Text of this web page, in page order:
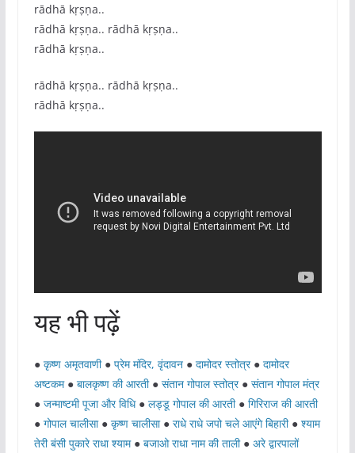
rādhā kṛṣṇa..
rādhā kṛṣṇa.. rādhā kṛṣṇa..
rādhā kṛṣṇa..
rādhā kṛṣṇa.. rādhā kṛṣṇa..
rādhā kṛṣṇa..
यह भी पढ़ें
● कृष्ण अमृतवाणी● प्रेम मंदिर, वृंदावन● दामोदर स्तोत्र● दामोदर
अष्टकम● बालकृष्ण की आरती● संतान गोपाल स्तोत्र● संतान गोपाल मंत्र
● जन्माष्टमी पूजा और विधि● लड्डू गोपाल की आरती● गिरिराज की आरती
● गोपाल चालीसा● कृष्ण चालीसा● राधे राधे जपो चले आएंगे बिहारी● श्याम
तेरी बंसी पुकारे राधा श्याम● बजाओ राधा नाम की ताली● अरे द्वारपालों